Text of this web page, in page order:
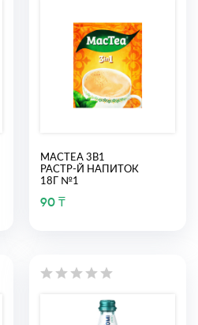
MACTEA 3В1
РАСТР-Й НАПИТОК
18Г №1
90 ₸